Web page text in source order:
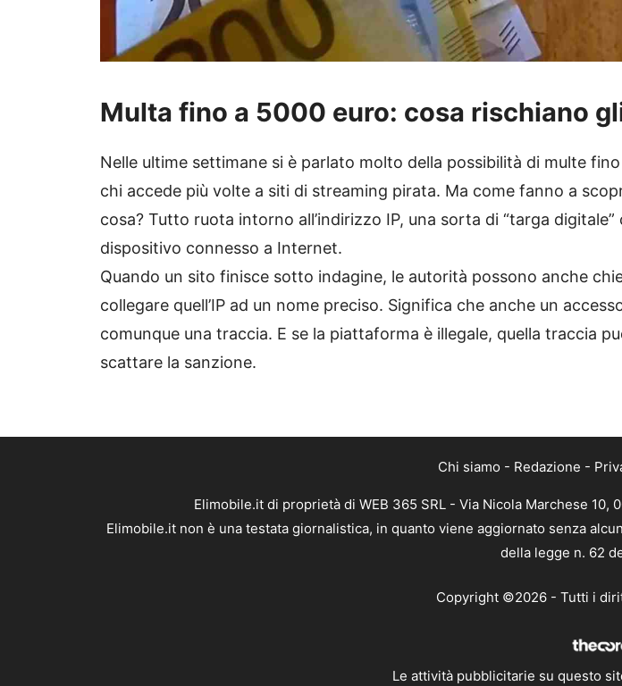
Multa fino a 5000 euro: cosa rischiano
Nelle ultime settimane si è parlato molto della possibilità di multe
chi accede più volte a siti di streaming pirata. Ma come fanno a
cosa? Tutto ruota intorno all’indirizzo IP, una sorta di “targa
dispositivo connesso a Internet.
Quando un sito finisce sotto indagine, le autorità possono anche
collegare quell’IP ad un nome preciso. Significa che anche un
comunque una traccia. E se la piattaforma è illegale, quella traccia
scattare la sanzione.
Chi siamo - Redazione -
Elimobile.it di proprietà di WEB 365 SRL - Via Nicola Marchese 10,
Elimobile.it non è una testata giornalistica, in quanto viene aggiornato senza
della legge n. 62
Copyright ©2026 - Tutti i
Le attività pubblicitarie su questo